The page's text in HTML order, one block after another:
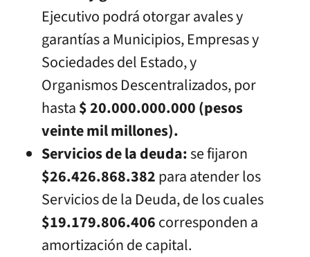
Ejecutivo podrá otorgar avales y
garantías a Municipios, Empresas y
Sociedades del Estado, y
Organismos Descentralizados, por
hasta$ 20.000.000.000 (pesos
veinte mil millones).
Servicios de la deuda:se fijaron
$26.426.868.382para atender los
Servicios de la Deuda, de los cuales
$19.179.806.406corresponden a
amortización de capital.